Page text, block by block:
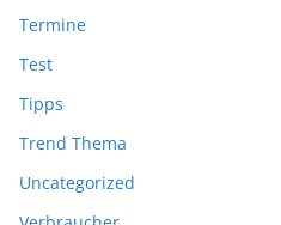
Termine
Test
Tipps
Trend Thema
Uncategorized